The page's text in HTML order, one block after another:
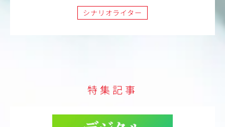
シナリオライター
特集記事